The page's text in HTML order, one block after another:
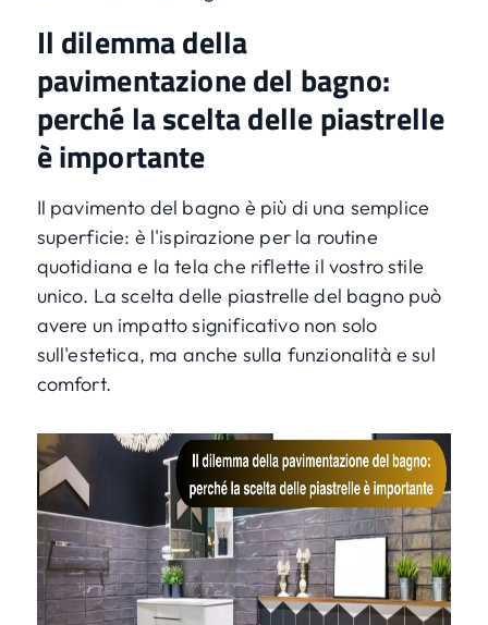
Il dilemma della
pavimentazione del bagno:
perché la scelta delle piastrelle
è importante
Il pavimento del bagno è più di una semplice
superficie: è l'ispirazione per la routine
quotidiana e la tela che riflette il vostro stile
unico. La scelta delle piastrelle del bagno può
avere un impatto significativo non solo
sull'estetica, ma anche sulla funzionalità e sul
comfort.